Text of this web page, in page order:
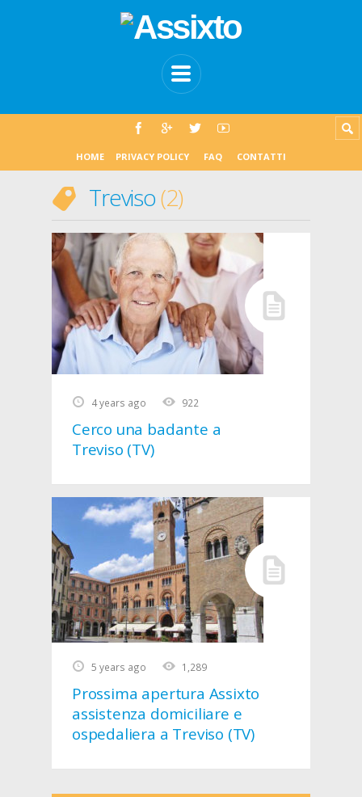
HOME PRIVACY POLICY FAQ CONTATTI
Treviso 2
4 years ago 922
Cerco una badante a
Treviso (TV)
5 years ago 1,289
Prossima apertura Assixto
assistenza domiciliare e
ospedaliera a Treviso (TV)